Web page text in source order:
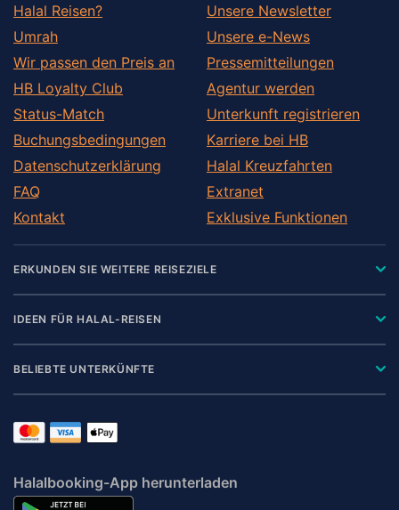
Halal Reisen?
Umrah
Wir passen den Preis an
HB Loyalty Club
Status-Match
Buchungsbedingungen
Datenschutzerklärung
FAQ
Kontakt
Unsere Newsletter
Unsere e-News
Pressemitteilungen
Agentur werden
Unterkunft registrieren
Karriere bei HB
Halal Kreuzfahrten
Extranet
Exklusive Funktionen
ERKUNDEN SIE WEITERE REISEZIELE
IDEEN FÜR HALAL-REISEN
BELIEBTE UNTERKÜNFTE
Halalbooking-App herunterladen